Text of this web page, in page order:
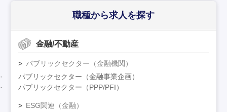
職種から求人を探す
金融/不動産
パブリックセクター（金融機関）
パブリックセクター（金融事業企画）
パブリックセクター（PPP/PFI）
ESG関連（金融）